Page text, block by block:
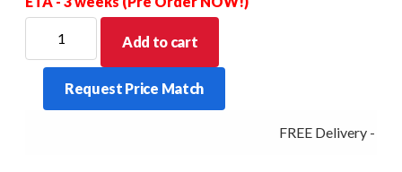
TTP644M
PRINT
600DPI
Print
Add to cart
Request Price Match
FREE Delivery -